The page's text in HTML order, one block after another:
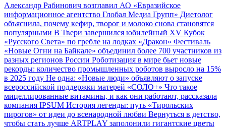
Александр Рабинович возглавил АО «Евразийское
информационное агентство Глобал Медиа Групп» Диетолог
объяснила, почему кефир, творог и молоко снова становятся
популярными В Твери завершился юбилейный XV Кубок
«Русского Света» по гребле на лодках «Дракон» Фестиваль
«Новые Огни на Байкале» объединил более 700 участников из
разных регионов России Роботизация в мире бьет новые
рекорды: количество промышленных роботов выросло на 15%
в 2025 году Не одна: «Новые люди» объявляют о запуске
всероссийской поддержки матерей «СОЛО+» Что такое
мицеллированные витамины, и как они работают, рассказала
компания IPSUM История легенды: путь «Тирольских
пирогов» от идеи до всенародной любви Вернуться в детство,
чтобы стать лучше ARTPLAY заполонили гигантские цветы